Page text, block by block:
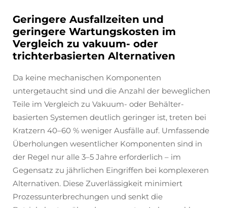
Geringere Ausfallzeiten und
geringere Wartungskosten im
Vergleich zu vakuum- oder
trichterbasierten Alternativen
Da keine mechanischen Komponenten
untergetaucht sind und die Anzahl der beweglichen
Teile im Vergleich zu Vakuum- oder Behälter-
basierten Systemen deutlich geringer ist, treten bei
Kratzern 40–60 % weniger Ausfälle auf. Umfassende
Überholungen wesentlicher Komponenten sind in
der Regel nur alle 3–5 Jahre erforderlich – im
Gegensatz zu jährlichen Eingriffen bei komplexeren
Alternativen. Diese Zuverlässigkeit minimiert
Prozessunterbrechungen und senkt die